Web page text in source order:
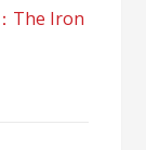
The Iron